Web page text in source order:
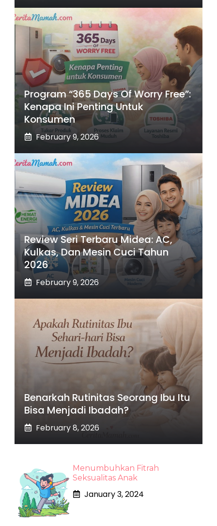
Program “365 Days Of Worry Free”:
Kenapa Ini Penting Untuk
Konsumen
February 9, 2026
Review Seri Terbaru Midea: AC,
Kulkas, Dan Mesin Cuci Tahun
2026
February 9, 2026
Benarkah Rutinitas Seorang Ibu Itu
Bisa Menjadi Ibadah?
February 8, 2026
Menumbuhkan Fitrah
Seksualitas Anak
January 3, 2024